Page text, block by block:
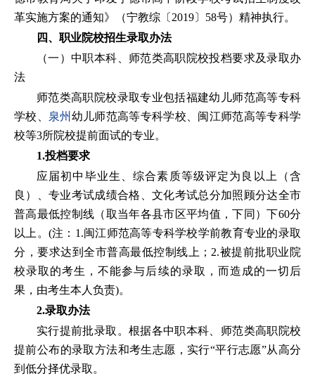
革实施方案的通知》（宁教综〔2019〕58号）精神执行。
四、职业院校招生录取办法
（一）中职本科、师范类高职院校投档要求及录取办
法
师范类高职院校录取专业包括福建幼儿师范高等专科
学校、 泉州 幼儿师范高等专科学校、闽江师范高等专科学
校等3所院校提前面试的专业。
1.投档要求
应届初中毕业生、综合素质等级评定为良以上（含
良）、专业考试成绩合格、文化考试总分加照顾分达全市
普高最低控制线（取当年各县市区平均值，下同）下60分
以上。(注：1.闽江师范高等专科学校学前教育专业的录取
分，要求达到全市普高最低控制线上；2.被提前批职业院
校录取的考生，不能参与后续的录取，而造成的一切后
果，由考生本人负责)。
2.录取办法
实行提前批录取。根据各中职本科、师范类高职院校
提前公布的录取方法和考生志愿，实行“平行志愿”从高分
到低分择优录取。